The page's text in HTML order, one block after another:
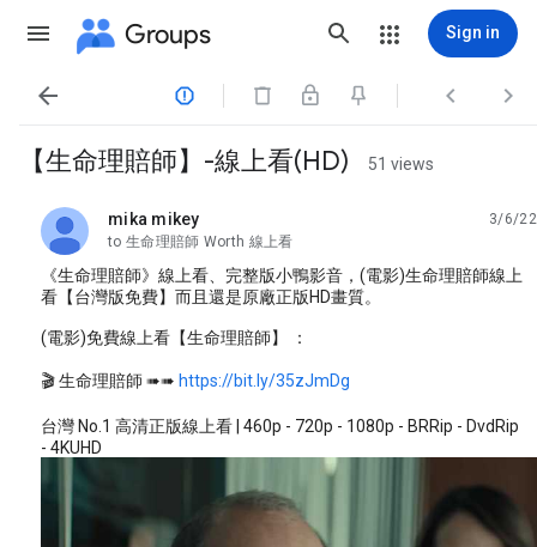
Groups Sign in
   
【生命理賠師】-線上看(HD) 51 views
mika mikey
unread,
3/6/22
to 生命理賠師 Worth 線上看
《生命理賠師》線上看、完整版小鴨影音，(電影)生命理賠師線上
看【台灣版免費】而且還是原廠正版HD畫質。
(電影)免費線上看【生命理賠師】 ：
🎬 生命理賠師 ➠➠ https://bit.ly/35zJmDg
台灣 No.1 高清正版線上看 | 460p - 720p - 1080p - BRRip - DvdRip
- 4KUHD